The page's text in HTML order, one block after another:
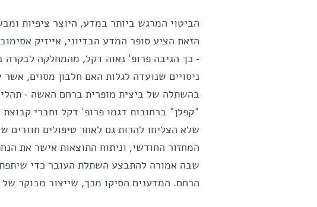
הביטוי המרגש ביותר במדע, היוצר ציפיות
הזאת הציע סופר המדע הבדיוני, אייזיק
- כך הגיבה פרופ' נאוה דקל, מהמחלקה לבקרה
ניסויים שנועדה לגלות האם חלבון מסוים,
בהשתלה של ביצית מופרית ברחם האשה - תהליך
שלא הצליחו להרות גם לאחר טיפולים חוזרים
המחזור החודשי, וניתוח התוצאות אישר את
שבה אמורה להתבצע השתלת העובר כדי
הרחם. המדענים הסיקו מכך, שייצור מבוקר של